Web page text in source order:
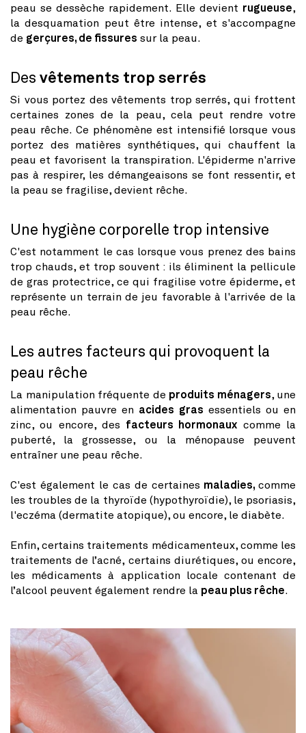
peau se dessèche rapidement. Elle devient rugueuse,
la desquamation peut être intense, et s'accompagne
de gerçures, de fissures sur la peau.
Des vêtements trop serrés
Si vous portez des vêtements trop serrés, qui frottent
certaines zones de la peau, cela peut rendre votre
peau rêche. Ce phénomène est intensifié lorsque vous
portez des matières synthétiques, qui chauffent la
peau et favorisent la transpiration. L'épiderme n'arrive
pas à respirer, les démangeaisons se font ressentir, et
la peau se fragilise, devient rêche.
Une hygiène corporelle trop intensive
C'est notamment le cas lorsque vous prenez des bains
trop chauds, et trop souvent : ils éliminent la pellicule
de gras protectrice, ce qui fragilise votre épiderme, et
représente un terrain de jeu favorable à l'arrivée de la
peau rêche.
Les autres facteurs qui provoquent la
peau rêche
La manipulation fréquente de produits ménagers, une
alimentation pauvre en acides gras essentiels ou en
zinc, ou encore, des facteurs hormonaux comme la
puberté, la grossesse, ou la ménopause peuvent
entraîner une peau rêche.
C'est également le cas de certaines maladies, comme
les troubles de la thyroïde (hypothyroïdie), le psoriasis,
l'eczéma (dermatite atopique), ou encore, le diabète.
Enfin, certains traitements médicamenteux, comme les
traitements de l’acné, certains diurétiques, ou encore,
les médicaments à application locale contenant de
l’alcool peuvent également rendre la peau plus rêche.